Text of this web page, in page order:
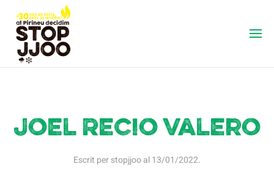
Joel Recio Valero
Escrit perstopjjooal13/01/2022.